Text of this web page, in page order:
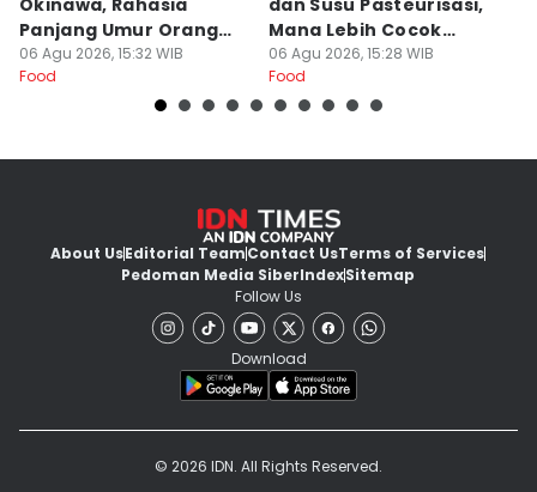
Okinawa, Rahasia
Panjang Umur Orang
Jepang
06 Agu 2026, 15:32 WIB
Food
dan Susu Pasteurisasi,
Mana Lebih Cocok
Untukmu?
06 Agu 2026, 15:28 WIB
Food
About UsEditorial TeamContact UsTerms of Services
Pedoman Media SiberIndexSitemap
Follow Us
Download
© 2026 IDN. All Rights Reserved.